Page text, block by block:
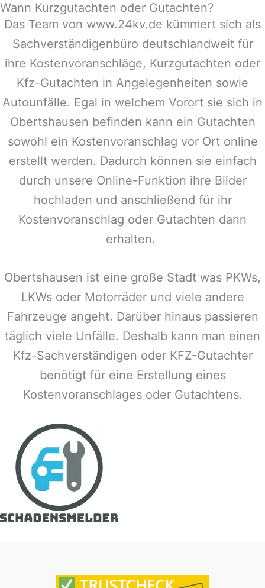
Wann Kurzgutachten oder Gutachten?
Das Team von www.24kv.de kümmert sich als
Sachverständigenbüro deutschlandweit für
ihre Kostenvoranschläge, Kurzgutachten oder
Kfz-Gutachten in Angelegenheiten sowie
Autounfälle. Egal in welchem Vorort sie sich in
Obertshausen befinden kann ein Gutachten
sowohl ein Kostenvoranschlag vor Ort online
erstellt werden. Dadurch können sie einfach
durch unsere Online-Funktion ihre Bilder
hochladen und anschließend für ihr
Kostenvoranschlag oder Gutachten dann
erhalten.
Obertshausen ist eine große Stadt was PKWs,
LKWs oder Motorräder und viele andere
Fahrzeuge angeht. Darüber hinaus passieren
täglich viele Unfälle. Deshalb kann man einen
Kfz-Sachverständigen oder KFZ-Gutachter
benötigt für eine Erstellung eines
Kostenvoranschlages oder Gutachtens.